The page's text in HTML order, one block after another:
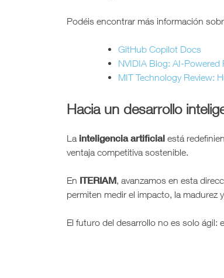
Podéis encontrar más información
GitHub Copilot Docs
NVIDIA Blog: AI-Powered
MIT Technology Review:
Hacia un desarrollo
La inteligencia artificial está
ventaja competitiva sostenible.
En ITERIAM, avanzamos en esta
permiten medir el impacto, la madurez
El futuro del desarrollo no es solo ágil: